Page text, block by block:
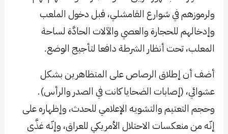
ولرموزهم في شوارع القامشلي، قبل دخول الملعب
وإدخالهم للحجارة والعصي والآلات الحادَّة لساحة
المعلب، تحت أنظار الشرطة دافعا لتأجيج الوضع.
أضف أن إطلاق الرصاص على المتظاهرين بشكل
عشوائي، (إصابات الضحايا كانت في الصدر والرأس).
وحجم التعتيم والتشويه الإعلامي للحدث، وإظهاره على
إنّه من منعكسات الاحتلال الأمريكي للعراق، وإنّه غذَّى